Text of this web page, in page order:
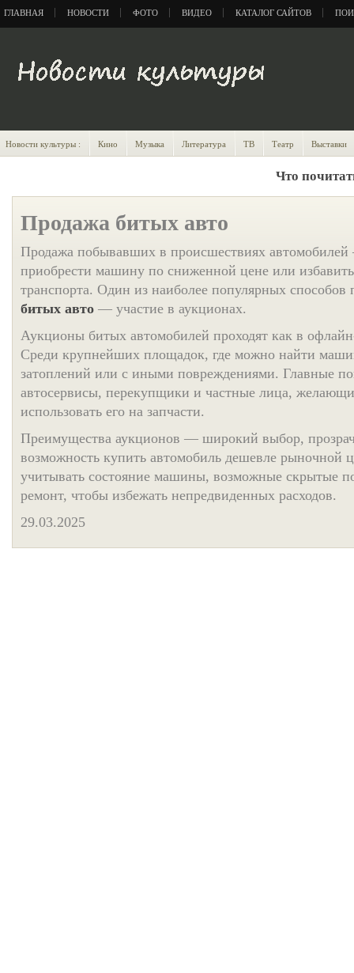
ГЛАВНАЯ НОВОСТИ ФОТО ВИДЕО КАТАЛОГ САЙТОВ
Новости культуры : Кино Музыка Литература ТВ Театр Выставки
Что
Продажа битых авто
Продажа побывавших в происшествиях
приобрести машину по сниженной цене или
транспорта. Один из наиболее популярных
битых авто — участие в аукционах.
Аукционы битых автомобилей проходят как в
Среди крупнейших площадок, где можно найти
затоплений или с иными повреждениями. Главные
автосервисы, перекупщики и частные лица,
использовать его на запчасти.
Преимущества аукционов — широкий выбор,
возможность купить автомобиль дешевле рыночной
учитывать состояние машины, возможные скрытые
ремонт, чтобы избежать непредвиденных расходов.
29.03.2025